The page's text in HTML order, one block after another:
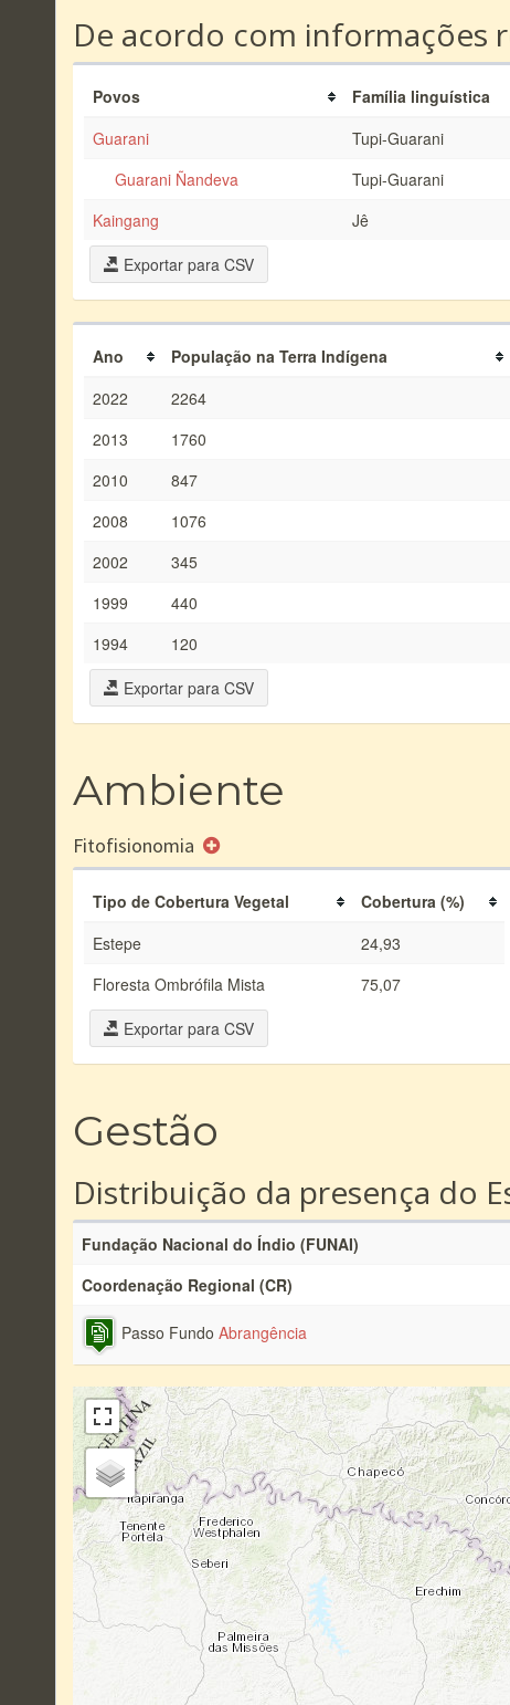
De acordo com informações
Povos Família linguística
Guarani
Tupi-Guarani
Guarani Ñandeva
Tupi-Guarani
Kaingang
Jê
Exportar para CSV
Ano População na Terra Indígena
2022
2264
2013
1760
2010
847
2008
1076
2002
345
1999
440
1994
120
Exportar para CSV
Ambiente
Fitofisionomia
Tipo de Cobertura Vegetal
Cobertura (%)
Estepe
24,93
Floresta Ombrófila Mista
75,07
Exportar para CSV
Gestão
Distribuição da presença do
Fundação Nacional do Índio (FUNAI)
Coordenação Regional (CR)
Passo Fundo Abrangência